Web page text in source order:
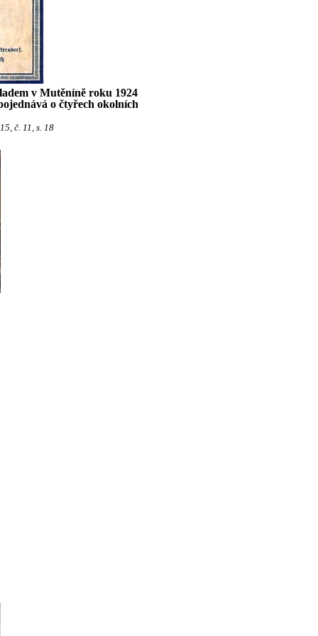
v Mutěníně roku 1924
o čtyřech okolních
č. 11, s. 18